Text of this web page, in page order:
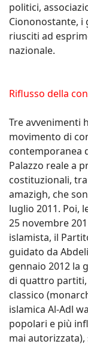
politici,
Ciononostante, i
riusciti ad
nazionale.
Riflusso della
Tre avvenimenti
movimento di
contemporanea
Palazzo reale a
costituzionali,
amazigh, che
luglio 2011. Poi,
25 novembre
islamista, il
guidato da
gennaio 2012 la
di quattro
classico
islamica Al-Adl
popolari e più
mai